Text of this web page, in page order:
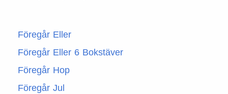
Föregår Eller
Föregår Eller 6 Bokstäver
Föregår Hop
Föregår Jul